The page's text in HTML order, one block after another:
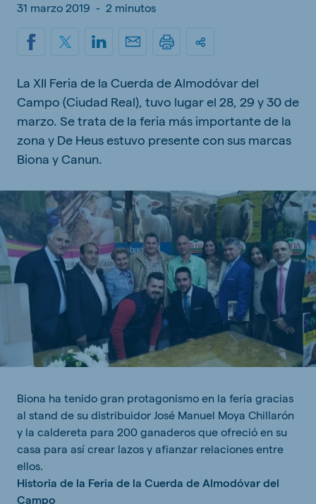
31 marzo 2019 - 2 minutos
La XII Feria de la Cuerda de Almodóvar del
Campo (Ciudad Real), tuvo lugar el 28, 29 y 30 de
marzo. Se trata de la feria más importante de la
zona y De Heus estuvo presente con sus marcas
Biona y Canun.
Biona ha tenido gran protagonismo en la feria gracias
al stand de su distribuidor José Manuel Moya Chillarón
y la caldereta para 200 ganaderos que ofreció en su
casa para así crear lazos y afianzar relaciones entre
ellos.
Historia de la Feria de la Cuerda de Almodóvar del
Campo